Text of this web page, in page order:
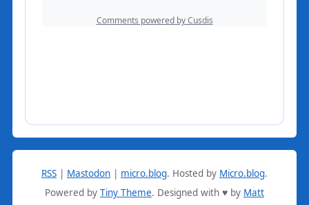
RSS | Mastodon | micro.blog. Hosted by Micro.blog.
Powered by Tiny Theme. Designed with ♥ by Matt